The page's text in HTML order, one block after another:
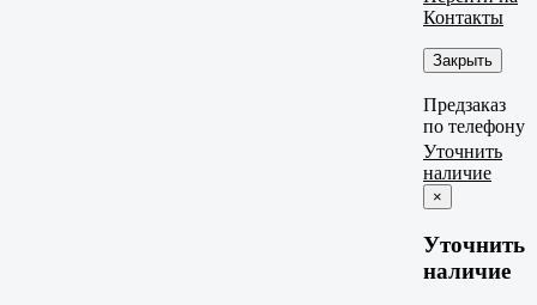
Контакты
Закрыть
Предзаказ
по телефону
Уточнить
наличие
×
Уточнить
наличие